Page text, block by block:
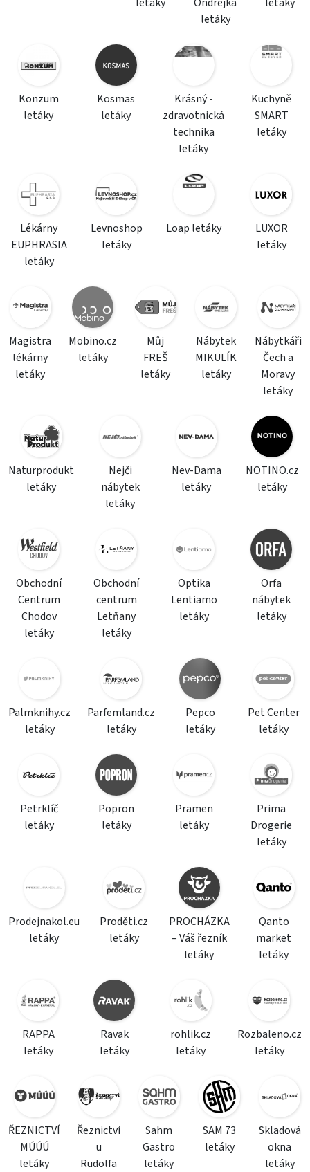
letáky
Konzum
letáky
Kosmas
letáky
Krásný -
zdravotnická
technika
letáky
Kuchyně
SMART
letáky
Lékárny
EUPHRASIA
letáky
Levnoshop
letáky
Loap letáky
LUXOR
letáky
Magistra
lékárny
letáky
Mobino.cz
letáky
Můj
FREŠ
letáky
Nábytek
MIKULÍK
letáky
Nábytkáři
Čech a
Moravy
letáky
Naturprodukt
letáky
Nejči
nábytek
letáky
Nev-Dama
letáky
NOTINO.cz
letáky
Obchodní
Centrum
Chodov
letáky
Obchodní
centrum
Letňany
letáky
Optika
Lentiamo
letáky
Orfa
nábytek
letáky
Palmknihy.cz
letáky
Parfemland.cz
letáky
Pepco
letáky
Pet Center
letáky
Petrklíč
letáky
Popron
letáky
Pramen
letáky
Prima
Drogerie
letáky
Prodejnakol.eu
letáky
Proděti.cz
letáky
PROCHÁZKA
– Váš řezník
letáky
Qanto
market
letáky
RAPPA
letáky
Ravak
letáky
rohlik.cz
letáky
Rozbaleno.cz
letáky
ŘEZNICTVÍ
MÚÚÚ
letáky
Řeznictví
u
Rudolfa
Sahm
Gastro
letáky
SAM 73
letáky
Skladová
okna
letáky